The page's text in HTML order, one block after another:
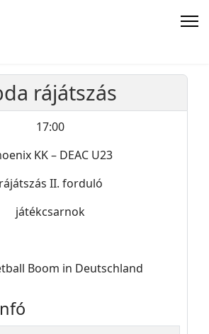
rájátszás
17:00
KK – DEAC U23
rájátszás II. forduló
játékcsarnok